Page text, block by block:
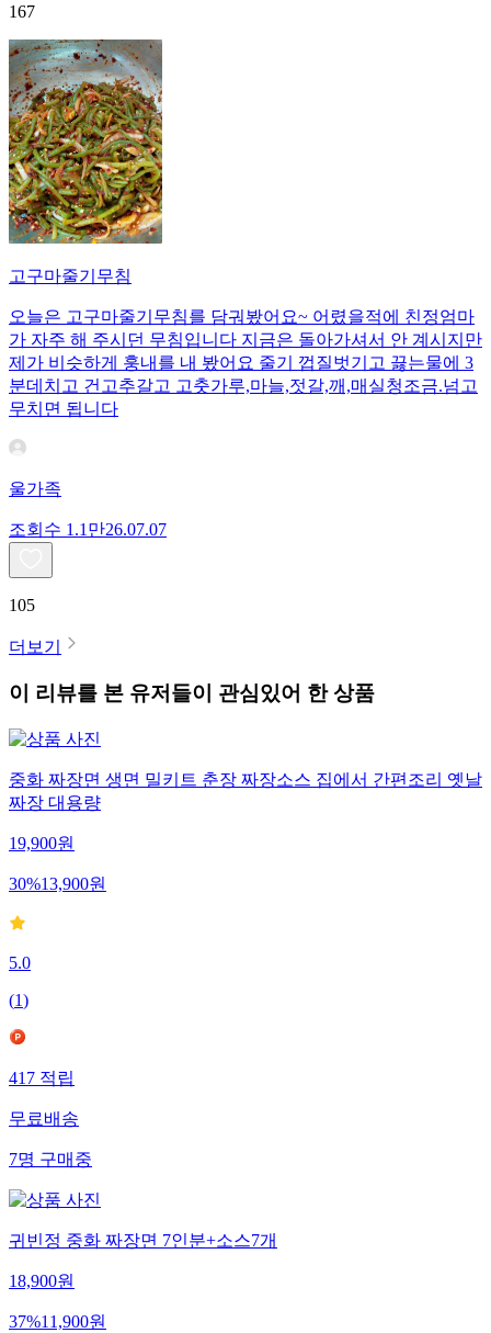
167
고구마줄기무침
오늘은 고구마줄기무침를 담궈봤어요~ 어렸을적에 친정엄마
가 자주 해 주시던 무침입니다 지금은 돌아가셔서 안 계시지만
제가 비슷하게 훙내를 내 봤어요 줄기 껍질벗기고 끓는물에 3
분데치고 건고추갈고 고춧가루,마늘,젓갈,깨,매실청조금.넘고
무치면 됩니다
울가족
조회수 1.1만26.07.07
105
더보기
이 리뷰를 본 유저들이 관심있어 한 상품
중화 짜장면 생면 밀키트 춘장 짜장소스 집에서 간편조리 옛날
짜장 대용량
19,900원
30%13,900원
5.0
(1)
417 적립
무료배송
7명 구매중
귀빈정 중화 짜장면 7인분+소스7개
18,900원
37%11,900원